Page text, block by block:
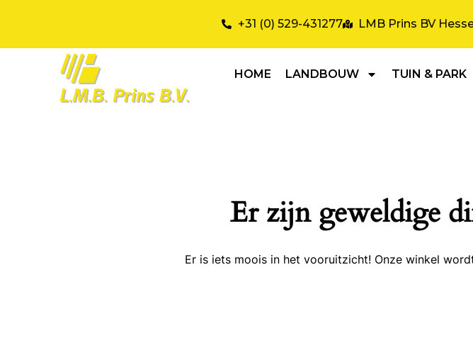
+31 (0) 529-431277 LMB Prins BV
HOME LANDBOUW TUIN & PARK
Er zijn geweldige
Er is iets moois in het vooruitzicht! Onze winkel